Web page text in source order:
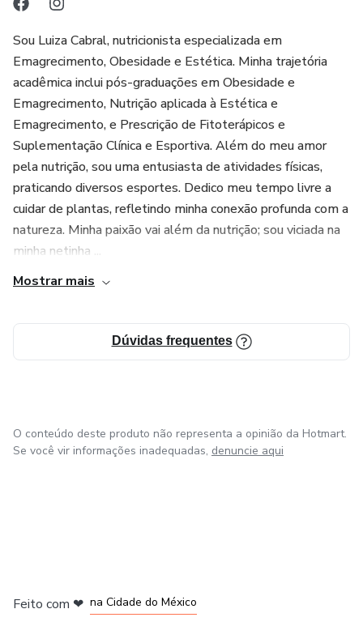
Sou Luiza Cabral, nutricionista especializada em
Emagrecimento, Obesidade e Estética. Minha trajetória
acadêmica inclui pós-graduações em Obesidade e
Emagrecimento, Nutrição aplicada à Estética e
Emagrecimento, e Prescrição de Fitoterápicos e
Suplementação Clínica e Esportiva. Além do meu amor
pela nutrição, sou uma entusiasta de atividades físicas,
praticando diversos esportes. Dedico meu tempo livre a
cuidar de plantas, refletindo minha conexão profunda com a
natureza. Minha paixão vai além da nutrição; sou viciada na
minha netinha ...
Mostrar mais
Dúvidas frequentes
O conteúdo deste produto não representa a opinião da Hotmart.
Se você vir informações inadequadas, denuncie aqui
Feito com ❤ na Cidade do México